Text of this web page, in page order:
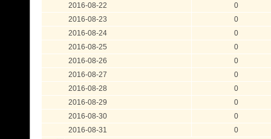
2016-08-22
0
2016-08-23
0
2016-08-24
0
2016-08-25
0
2016-08-26
0
2016-08-27
0
2016-08-28
0
2016-08-29
0
2016-08-30
0
2016-08-31
0